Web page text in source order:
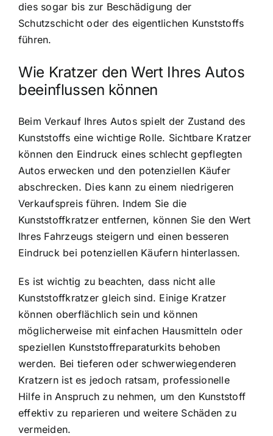
dies sogar bis zur Beschädigung der
Schutzschicht oder des eigentlichen Kunststoffs
führen.
Wie Kratzer den Wert Ihres Autos
beeinflussen können
Beim Verkauf Ihres Autos spielt der Zustand des
Kunststoffs eine wichtige Rolle. Sichtbare Kratzer
können den Eindruck eines schlecht gepflegten
Autos erwecken und den potenziellen Käufer
abschrecken. Dies kann zu einem niedrigeren
Verkaufspreis führen. Indem Sie die
Kunststoffkratzer entfernen, können Sie den Wert
Ihres Fahrzeugs steigern und einen besseren
Eindruck bei potenziellen Käufern hinterlassen.
Es ist wichtig zu beachten, dass nicht alle
Kunststoffkratzer gleich sind. Einige Kratzer
können oberflächlich sein und können
möglicherweise mit einfachen Hausmitteln oder
speziellen Kunststoffreparaturkits behoben
werden. Bei tieferen oder schwerwiegenderen
Kratzern ist es jedoch ratsam, professionelle
Hilfe in Anspruch zu nehmen, um den Kunststoff
effektiv zu reparieren und weitere Schäden zu
vermeiden.